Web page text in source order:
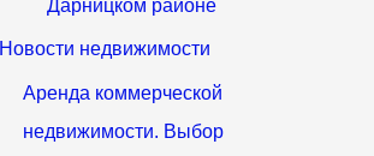
Дарницком районе
Новости недвижимости
Аренда коммерческой
недвижимости. Выбор